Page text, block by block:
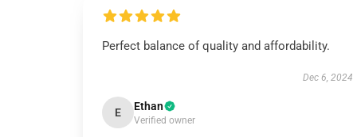
Perfect balance of quality and affordability.
Dec 6, 2024
E Ethan
Verified owner